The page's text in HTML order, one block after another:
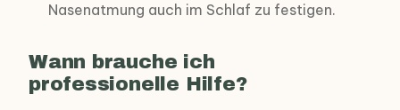
Nasenatmung auch im Schlaf zu festigen.
Wann brauche ich
professionelle Hilfe?